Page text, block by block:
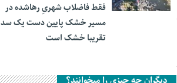
فقط فاضلاب شهریِ رهاشده در
مسیر خشک پایین دست یک سد
تقریبا خشک است